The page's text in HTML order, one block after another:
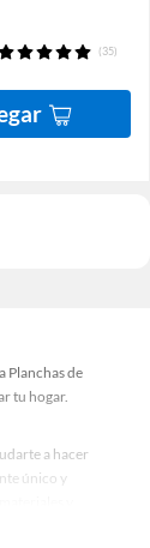
(35)
Planchas de
tu hogar.
a hacer
único y
tú.